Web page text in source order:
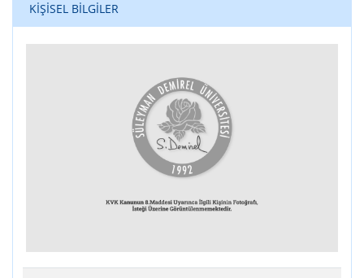
KİŞİSEL BİLGİLER